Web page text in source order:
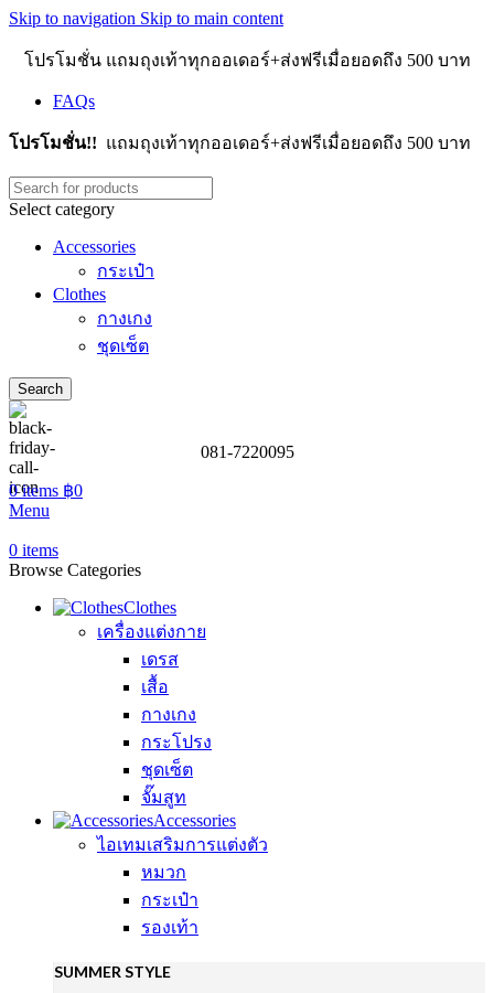
Skip to navigation Skip to main content
โปรโมชั่น แถมถุงเท้าทุกออเดอร์+ส่งฟรีเมื่อยอดถึง 500 บาท
FAQs
โปรโมชั่น!! แถมถุงเท้าทุกออเดอร์+ส่งฟรีเมื่อยอดถึง 500 บาท
Select category
Accessories
กระเป๋า
Clothes
กางเกง
ชุดเซ็ต
Search
081-7220095
0items ฿0
Menu
0 items
Browse Categories
Clothes
เครื่องแต่งกาย
เดรส
เสื้อ
กางเกง
กระโปรง
ชุดเซ็ต
จั๊มสูท
Accessories
ไอเทมเสริมการแต่งตัว
หมวก
กระเป๋า
รองเท้า
SUMMER STYLE